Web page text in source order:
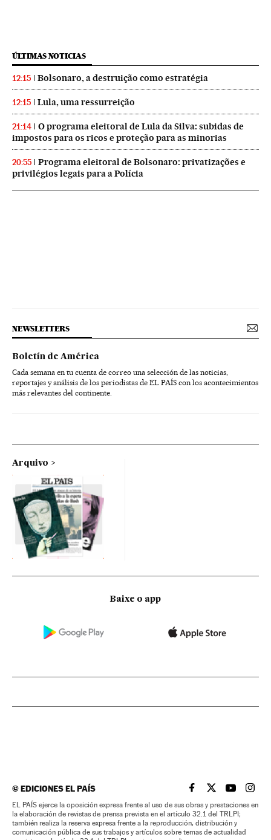
ÚLTIMAS NOTICIAS
12:15 Bolsonaro, a destruição como estratégia
12:15 Lula, uma ressurreição
21:14
O programa eleitoral de Lula da Silva: subidas de
impostos para os ricos e proteção para as minorias
20:55
Programa eleitoral de Bolsonaro: privatizações e
privilégios legais para a Polícia
NEWSLETTERS
Boletín de América
Cada semana en tu cuenta de correo una selección de las noticias,
reportajes y análisis de los periodistas de EL PAÍS con los acontecimientos
más relevantes del continente.
Arquivo
Baixe o app
©EDICIONES EL PAÍS EL PAÍS BRASIL EN
EL PAÍSEL PAÍS
EL
EL PAÍS ejerce la oposición expresa frente al uso de sus obras y prestaciones en
la elaboración de revistas de prensa prevista en el artículo 32.1 del TRLPI;
también realiza la reserva expresa frente a la reproducción, distribución y
comunicación pública de sus trabajos y artículos sobre temas de actualidad